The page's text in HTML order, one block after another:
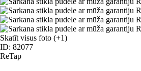
Skatīt visus foto (+1)
ID: 82077
ReTap